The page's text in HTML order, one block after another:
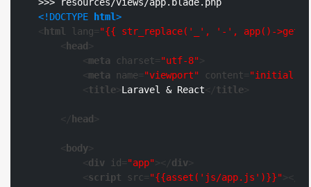
<!DOCTYPE
html>
html lang
"{{ str_replace('_', '-', app()-
head
meta charset "utf-8"
meta name "viewport" content
"initial-
title Laravel & React title
head
body
div id "app" div
script src "{{asset('js/app.js')}}"